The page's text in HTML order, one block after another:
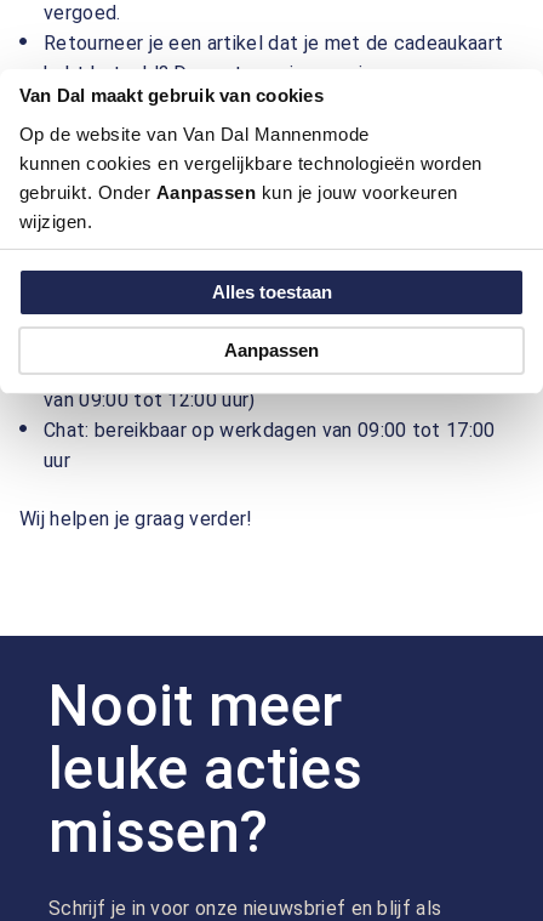
Van Dal maakt gebruik van cookies
Op de website van Van Dal Mannenmode
kunnen cookies en vergelijkbare technologieën worden
gebruikt. Onder Aanpassen kun je jouw voorkeuren
wijzigen.
Alles toestaan
Aanpassen
vergoed.
Retourneer je een artikel dat je met de cadeaukaart
hebt betaald? Dan ontvang je een nieuwe
cadeaukaart ter waarde van het retourbedrag.
Vragen over de cadeaukaart?
gerust contact op met onze klantenservice.
Email: klantenservice@vdal.nl
Telefoon: 088 010 35 00 (bereikbaar op werkdagen
van 09:00 tot 12:00 uur)
Chat: bereikbaar op werkdagen van 09:00 tot 17:00
uur
Wij helpen je graag verder!
Nooit meer
leuke acties
missen?
Schrijf je in voor onze nieuwsbrief en blijf als